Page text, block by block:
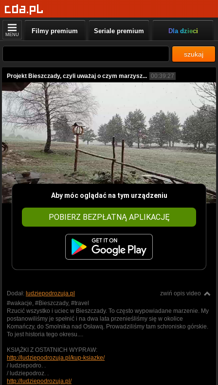
MENU Filmy premium Seriale premium Dla dzieci
szukaj
Projekt Bieszczady, czyli uważaj o czym marzysz... 00:39:27
Aby móc oglądać na tym urządzeniu
POBIERZ BEZPŁATNĄ APLIKACJĘ
zwiń opis video
Dodał: ludziepodrozuja.pl
#wakacje, #Bieszczady, #travel
Rzucić wszystko i uciec w Bieszczady. To często wypowiadane marzenie. My
postanowiliśmy je spełnić i na dwa lata przenieśliśmy się w okolice
Komańczy, do Smolnika nad Osławą. Prowadziliśmy tam schronisko górskie.
To jest historia tego okresu....
KSIĄŻKI Z OSTATNICH WYPRAW:
http://ludziepodrozuja.pl/kup-ksiazke/
/ ludziepodro. .
/ ludziepodroz. .
http://ludziepodrozuja.pl/